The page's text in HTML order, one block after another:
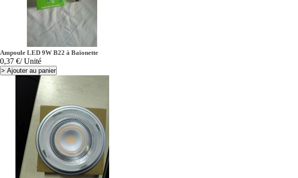
Ampoule LED 9W B22 à Baïonette
Prix
0,37 €/ Unité
> Ajouter au panier